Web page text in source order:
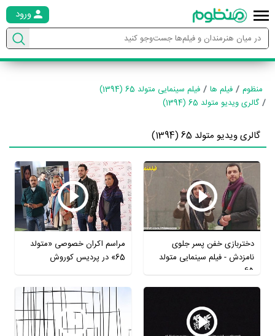
ورود
منظوم فیلم ها
فیلم سینمایی متولد 65 (1394)
گالری ویدیو متولد 65 (1394)
گالری ویدیو متولد 65 (1394)
دختربازی خفن پسر جلوی
نامزدش - فیلم سینمایی متولد
65
مراسم اکران خصوصی «متولد
65» در پردیس کوروش